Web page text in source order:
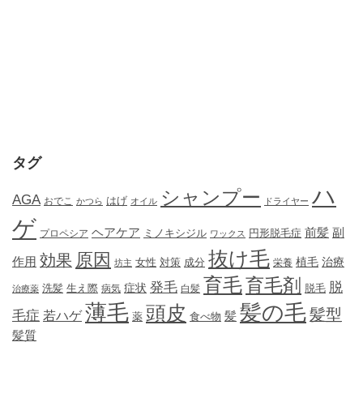
タグ
AGA おでこ かつら はげ オイル シャンプー ドライヤー ハ
ゲ プロペシア ヘアケア ミノキシジル ワックス 円形脱毛症 前髪 副
作用 効果 原因 坊主 女性 対策 成分 抜け毛 栄養 植毛 治療
治療薬 洗髪 生え際 病気 症状 発毛 白髪 育毛育毛剤 脱毛 脱
毛症 若ハゲ 薄毛 薬 頭皮 食べ物 髪 髪の毛髪型
髪質